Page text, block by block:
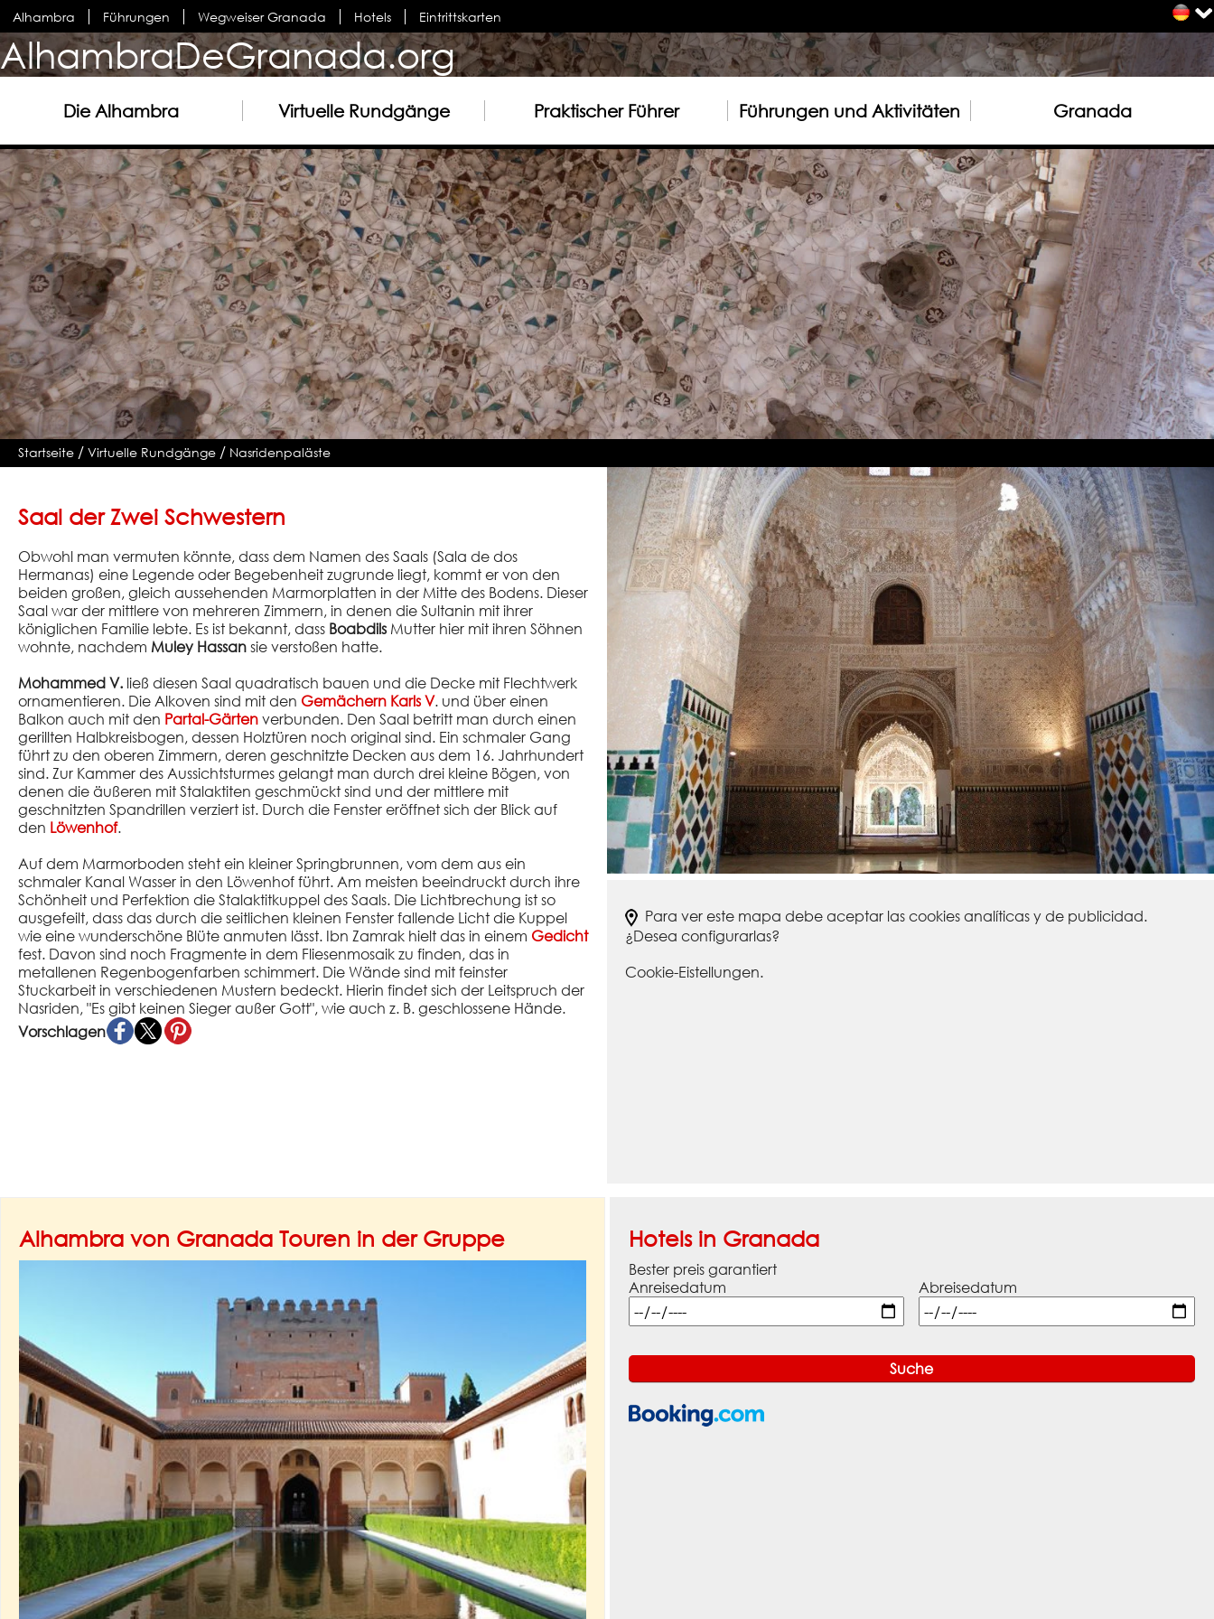
Alhambra Führungen Wegweiser Granada Hotels Eintrittskarten
AlhambraDeGranada.org
Die Alhambra Virtuelle Rundgänge Praktischer Führer Führungen und Aktivitäten Granada
Startseite /Virtuelle Rundgänge / Nasridenpaläste
Saal der Zwei Schwestern
Obwohl man vermuten könnte, dass dem Namen des Saals (Sala de dos
Hermanas) eine Legende oder Begebenheit zugrunde liegt, kommt er von den
beiden großen, gleich aussehenden Marmorplatten in der Mitte des Bodens. Dieser
Saal war der mittlere von mehreren Zimmern, in denen die Sultanin mit ihrer
königlichen Familie lebte. Es ist bekannt, dass Boabdils Mutter hier mit ihren Söhnen
wohnte, nachdem Muley Hassan sie verstoßen hatte.
Mohammed V. ließ diesen Saal quadratisch bauen und die Decke mit Flechtwerk
ornamentieren. Die Alkoven sind mit den Gemächern Karls V. und über einen
Balkon auch mit den Partal-Gärten verbunden. Den Saal betritt man durch einen
gerillten Halbkreisbogen, dessen Holztüren noch original sind. Ein schmaler Gang
führt zu den oberen Zimmern, deren geschnitzte Decken aus dem 16. Jahrhundert
sind. Zur Kammer des Aussichtsturmes gelangt man durch drei kleine Bögen, von
denen die äußeren mit Stalaktiten geschmückt sind und der mittlere mit
geschnitzten Spandrillen verziert ist. Durch die Fenster eröffnet sich der Blick auf
den Löwenhof.
Auf dem Marmorboden steht ein kleiner Springbrunnen, vom dem aus ein
schmaler Kanal Wasser in den Löwenhof führt. Am meisten beeindruckt durch ihre
Schönheit und Perfektion die Stalaktitkuppel des Saals. Die Lichtbrechung ist so
ausgefeilt, dass das durch die seitlichen kleinen Fenster fallende Licht die Kuppel
wie eine wunderschöne Blüte anmuten lässt. Ibn Zamrak hielt das in einem Gedicht
fest. Davon sind noch Fragmente in dem Fliesenmosaik zu finden, das in
metallenen Regenbogenfarben schimmert. Die Wände sind mit feinster
Stuckarbeit in verschiedenen Mustern bedeckt. Hierin findet sich der Leitspruch der
Nasriden, "Es gibt keinen Sieger außer Gott", wie auch z. B. geschlossene Hände.
Vorschlagen
Para ver este mapa debe aceptar las cookies analíticas y de publicidad.
¿Desea configurarlas?
Cookie-Eistellungen.
Alhambra von Granada Touren in der Gruppe Hotels in Granada
Bester preis garantiert
Anreisedatum
Abreisedatum